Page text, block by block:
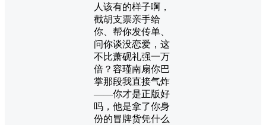
人该有的样子啊，
截胡支票亲手给
你、帮你发传单、
问你谈没恋爱，这
不比萧砚礼强一万
倍？容瑾南扇你巴
掌那段我直接气炸
——你才是正版好
吗，他是拿了你身
份的冒牌货凭什么